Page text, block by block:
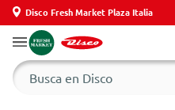
Disco Fresh Market Plaza Italia